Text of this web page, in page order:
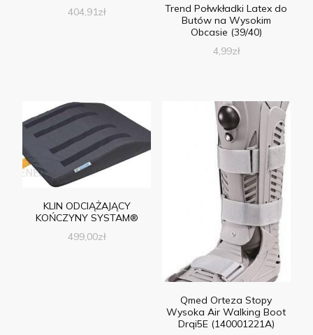
404,91zł
Trend Połwkładki Latex do
Butów na Wysokim
Obcasie (39/40)
4,99zł
KLIN ODCIĄŻAJĄCY
KOŃCZYNY SYSTAM®
499,00zł
Qmed Orteza Stopy
Wysoka Air Walking Boot
Drqi5E (140001221A)